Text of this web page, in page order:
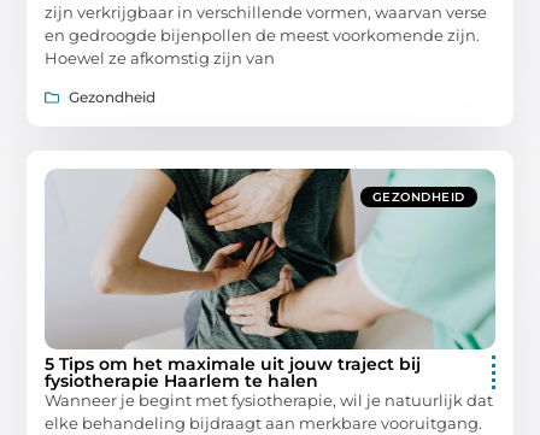
zijn verkrijgbaar in verschillende vormen, waarvan verse
en gedroogde bijenpollen de meest voorkomende zijn.
Hoewel ze afkomstig zijn van
Gezondheid
GEZONDHEID
5 Tips om het maximale uit jouw traject bij
fysiotherapie Haarlem te halen
Wanneer je begint met fysiotherapie, wil je natuurlijk dat
elke behandeling bijdraagt aan merkbare vooruitgang.